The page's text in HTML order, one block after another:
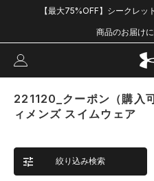
【最大75%OFF】シークレッ
商品のお届け
221120_クーポン（購入
ィメンズ スイムウェア
絞り込み検索